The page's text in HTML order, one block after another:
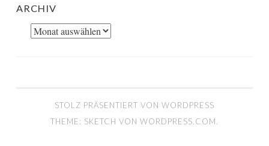
ARCHIV
Archiv
STOLZ PRÄSENTIERT VON WORDPRESS
THEME: SKETCH VON WORDPRESS.COM